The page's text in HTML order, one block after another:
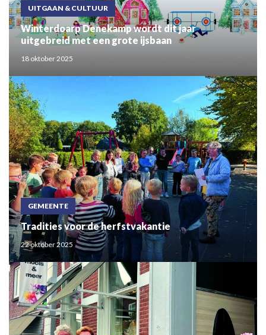
UITGAAN & CULTUUR
Winterdoarp Denekamp wordt dit jaar
uitgebreid met een grote ijsbaan
18 oktober 2025
GEMEENTE
Tradities voor de herfstvakantie
22 oktober 2025